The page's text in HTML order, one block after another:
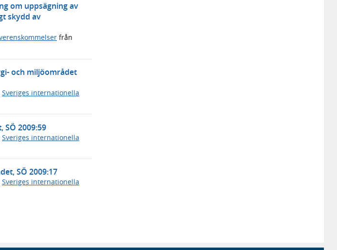
om uppsägning av
skydd av
från
och miljöområdet
Sveriges internationella
2009:59
Sveriges internationella
SÖ 2009:17
Sveriges internationella